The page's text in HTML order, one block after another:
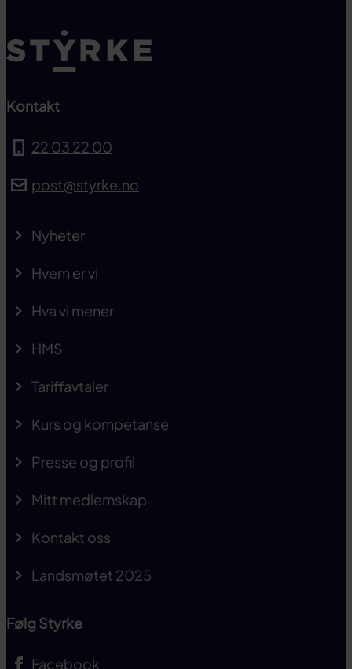
Kontakt
22 03 22 00
post@styrke.no
Nyheter
Hvem er vi
Hva vi mener
HMS
Tariffavtaler
Kurs og kompetanse
Presse og profil
Mitt medlemskap
Kontakt oss
Landsmøtet 2025
Følg Styrke
Facebook